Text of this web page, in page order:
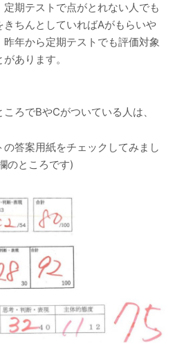
定期テストで点がとれない人でも
ちんとしていればAがもらいや
年から定期テストでも評価対象
あります。
ころでBやCがついている人は、
答案用紙をチェックしてみまし
のところです)